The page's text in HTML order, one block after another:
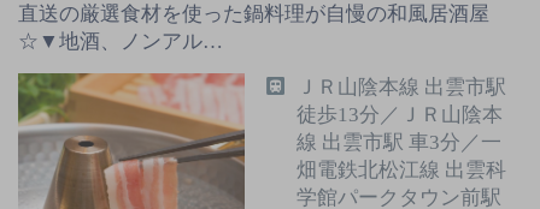
直送の厳選食材を使った鍋料理が自慢の和風居酒屋
☆▼地酒、ノンアル…
ＪＲ山陰本線 出雲市駅
徒歩13分／ＪＲ山陰本
線 出雲市駅 車3分／一
畑電鉄北松江線 出雲科
学館パークタウン前駅